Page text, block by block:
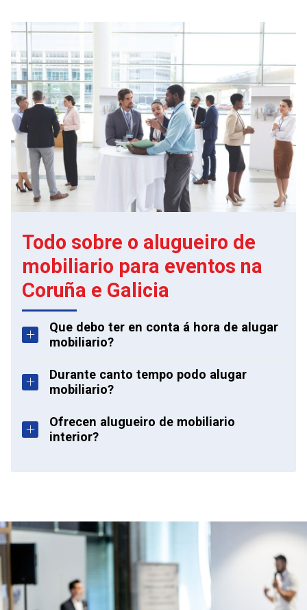
Todo sobre o alugueiro de
mobiliario para eventos na
Coruña e Galicia
Que debo ter en conta á hora de alugar
mobiliario?
Durante canto tempo podo alugar
mobiliario?
Ofrecen alugueiro de mobiliario
interior?